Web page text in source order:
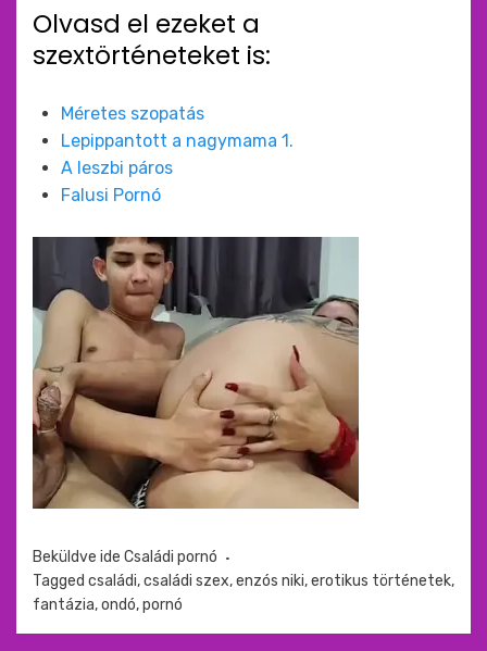
Olvasd el ezeket a
szextörténeteket is:
Méretes szopatás
Lepippantott a nagymama 1.
A leszbi páros
Falusi Pornó
Beküldve ide Családi pornó
Tagged családi,családi szex,enzós niki,erotikus történetek,
fantázia,ondó,pornó